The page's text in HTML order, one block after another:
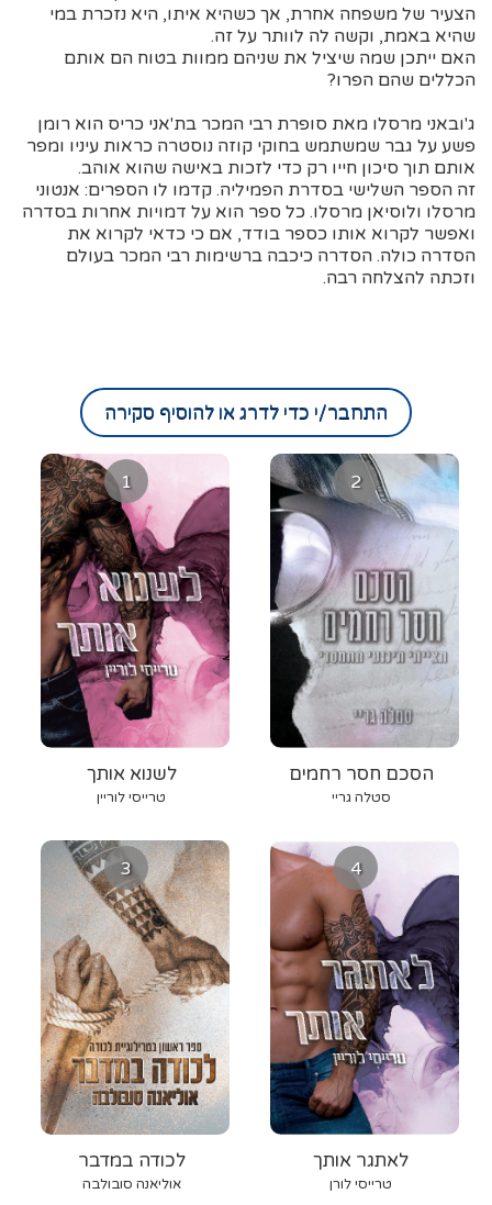
הצעיר של משפחה אחרת, אך כשהיא איתו, היא נזכרת במי
שהיא באמת, וקשה לה לוותר על זה.
האם ייתכן שמה שיציל את שניהם ממוות בטוח הם אותם
הכללים שהם הפרו?
ג'ובאני מרסלו מאת סופרת רבי המכר בת'אני כריס הוא רומן
פשע על גבר שמשתמש בחוקי קוזה נוסטרה כראות עיניו ומפר
אותם תוך סיכון חייו רק כדי לזכות באישה שהוא אוהב.
זה הספר השלישי בסדרת הפמיליה. קדמו לו הספרים: אנטוני
מרסלו ולוסיאן מרסלו. כל ספר הוא על דמויות אחרות בסדרה
ואפשר לקרוא אותו כספר בודד, אם כי כדאי לקרוא את
הסדרה כולה. הסדרה כיכבה ברשימות רבי המכר בעולם
וזכתה להצלחה רבה.
התחבר/י כדי לדרג או להוסיף סקירה
1
לשנוא אותך
טרייסי לוריין
2
הסכם חסר רחמים
סטלה גריי
3
לכודה במדבר
אוליאנה סובולבה
4
לאתגר אותך
טרייסי לורן